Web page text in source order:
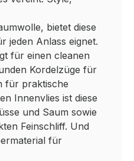
bietet diese
jeden Anlass eignet.
für einen cleanen
Kordelzüge für
für praktische
Innenvlies ist diese
und Saum sowie
Feinschliff. Und
für